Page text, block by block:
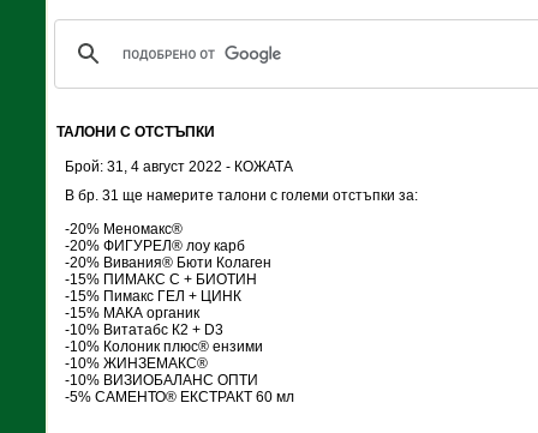
ТАЛОНИ С ОТСТЪПКИ
Брой: 31, 4 август 2022 - КОЖАТА
В бр. 31 ще намерите талони с големи отстъпки за:
-20% Меномакс®
-20% ФИГУРЕЛ® лоу карб
-20% Вивания® Бюти Колаген
-15% ПИМАКС С + БИОТИН
-15% Пимакс ГЕЛ + ЦИНК
-15% МАКА органик
-10% Витатабс К2 + D3
-10% Колоник плюс® ензими
-10% ЖИНЗЕМАКС®
-10% ВИЗИОБАЛАНС ОПТИ
-5% САМЕНТО® ЕКСТРАКТ 60 мл